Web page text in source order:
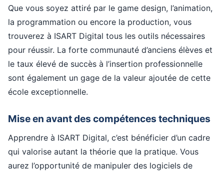
Que vous soyez attiré par le game design, l’animation,
la programmation ou encore la production, vous
trouverez à ISART Digital tous les outils nécessaires
pour réussir. La forte communauté d’anciens élèves et
le taux élevé de succès à l’insertion professionnelle
sont également un gage de la valeur ajoutée de cette
école exceptionnelle.
Mise en avant des compétences techniques
Apprendre à ISART Digital, c’est bénéficier d’un cadre
qui valorise autant la théorie que la pratique. Vous
aurez l’opportunité de manipuler des logiciels de